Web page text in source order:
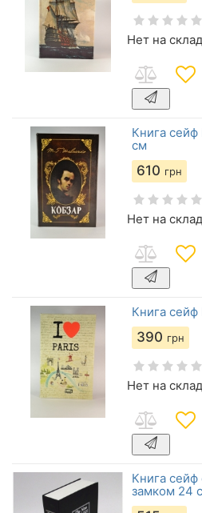
Нет на
Книга
см
610 грн
Нет на
Книга
390 грн
Нет на
Книга
замком 24